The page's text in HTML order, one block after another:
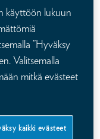
käyttöön lukuun
”Hyväksy
Valitsemalla
mitkä evästeet
kaikki evästeet